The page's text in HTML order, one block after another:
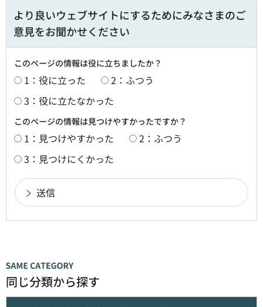
より良いウェブサイトにするためにみなさまのご
意見をお聞かせください
このページの情報は役に立ちましたか？
1：役に立った
2：ふつう
3：役に立たなかった
このページの情報は見つけやすかったですか？
1：見つけやすかった
2：ふつう
3：見つけにくかった
同じ分類から探す